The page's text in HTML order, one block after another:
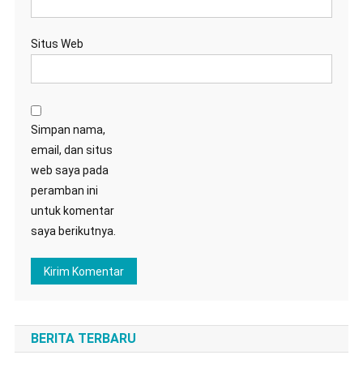
Situs Web
Simpan nama,
email, dan situs
web saya pada
peramban ini
untuk komentar
saya berikutnya.
BERITA TERBARU